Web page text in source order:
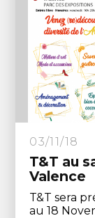
03/11/18
T&T au
Valence
T&T sera
au 18